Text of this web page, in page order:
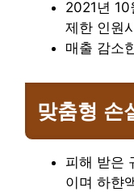
2021년 10
제한 인원
매출 감소
맞춤형 손
피해 받은
이며 하햔